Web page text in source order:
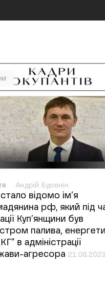
Андрій Буренін
відомо ім’я
рф, який під
Куп’янщини був
палива,
в адміністрації
агресора 21.08.2023